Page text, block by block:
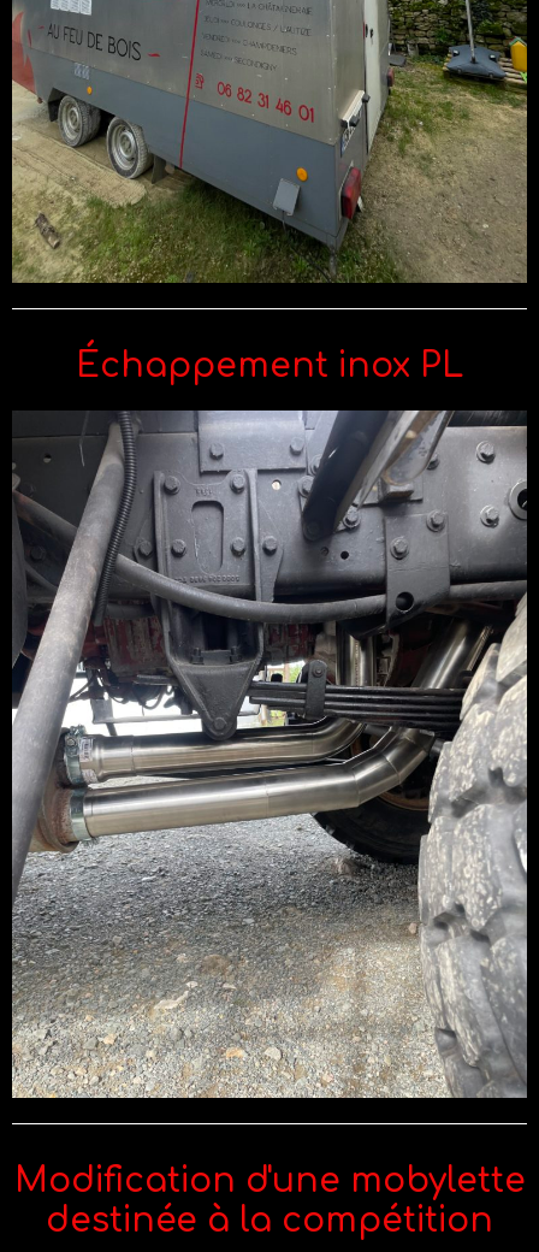
Échappement inox PL
Modification d'une mobylette
destinée à la compétition